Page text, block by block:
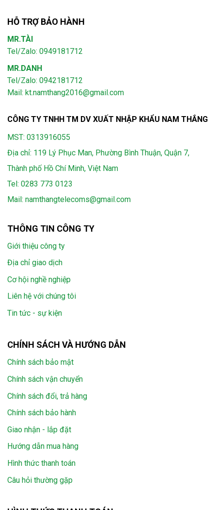
HỖ TRỢ BẢO HÀNH
MR.TÀI
Tel/Zalo: 0949181712
MR.DANH
Tel/Zalo: 0942181712
Mail: kt.namthang2016@gmail.com
CÔNG TY TNHH TM DV XUẤT NHẬP KHẨU NAM THẮNG
MST: 0313916055
Địa chỉ: 119 Lý Phục Man, Phường Bình Thuận, Quận 7,
Thành phố Hồ Chí Minh, Việt Nam
Tel: 0283 773 0123
Mail: namthangtelecoms@gmail.com
THÔNG TIN CÔNG TY
Giới thiệu công ty
Địa chỉ giao dịch
Cơ hội nghề nghiệp
Liên hệ với chúng tôi
Tin tức - sự kiện
CHÍNH SÁCH VÀ HƯỚNG DẪN
Chính sách bảo mật
Chính sách vận chuyển
Chính sách đổi, trả hàng
Chính sách bảo hành
Giao nhận - lắp đặt
Hướng dẫn mua hàng
Hình thức thanh toán
Câu hỏi thường gặp